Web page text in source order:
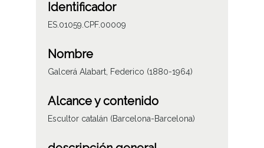
Identificador
ES.01059.CPF.00009
Nombre
Galcerá Alabart, Federico (1880-1964)
Alcance y contenido
Escultor catalán (Barcelona-Barcelona)